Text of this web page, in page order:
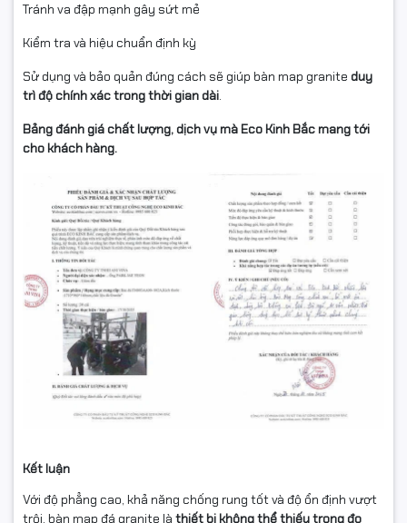
Tránh va đập mạnh gây sứt mẻ
Kiểm tra và hiệu chuẩn định kỳ
Sử dụng và bảo quản đúng cách sẽ giúp bàn map granite duy
trì độ chính xác trong thời gian dài.
Bảng đánh giá chất lượng, dịch vụ mà Eco Kinh Bắc mang tới
cho khách hàng.
Kết luận
Với độ phẳng cao, khả năng chống rung tốt và độ ổn định vượt
trội, bàn map đá granite là thiết bị không thể thiếu trong đo